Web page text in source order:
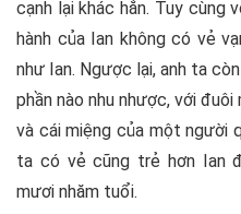
cạnh lại khác hẳn. Tuy cùng
hành của Ian không có vẻ
như Ian. Ngược lại, anh ta
phần nào nhu nhược, với
và cái miệng của một người
ta có vẻ cũng trẻ hơn Ian
mươi nhăm tuổi.